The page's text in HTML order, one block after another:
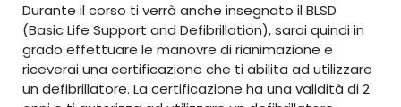
Durante il corso ti verrà anche insegnato il BLSD
(Basic Life Support and Defibrillation), sarai quindi in
grado effettuare le manovre di rianimazione e
riceverai una certificazione che ti abilita ad utilizzare
un defibrillatore. La certificazione ha una validità di 2